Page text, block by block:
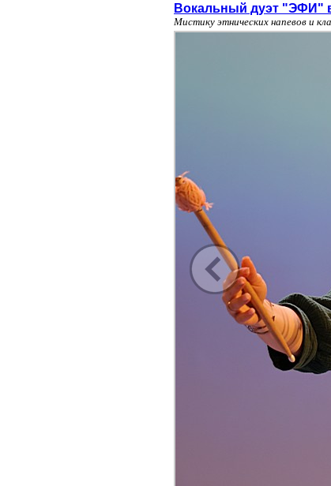
Вокальный дуэт "ЭФИ"
Мистику этнических напевов и